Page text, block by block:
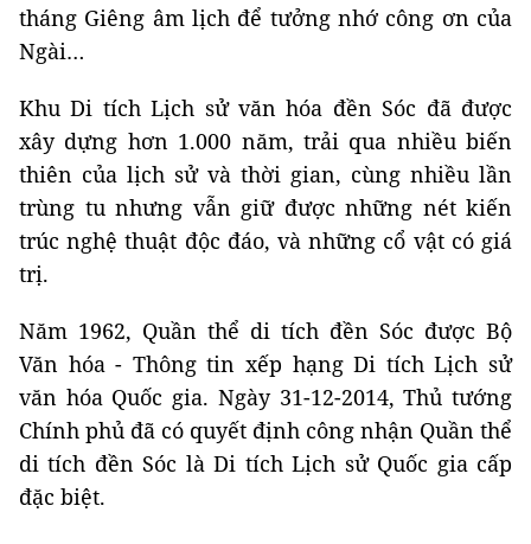
tháng Giêng âm lịch để tưởng nhớ công ơn của
Ngài…
Khu Di tích Lịch sử văn hóa đền Sóc đã được
xây dựng hơn 1.000 năm, trải qua nhiều biến
thiên của lịch sử và thời gian, cùng nhiều lần
trùng tu nhưng vẫn giữ được những nét kiến
trúc nghệ thuật độc đáo, và những cổ vật có giá
trị.
Năm 1962, Quần thể di tích đền Sóc được Bộ
Văn hóa - Thông tin xếp hạng Di tích Lịch sử
văn hóa Quốc gia. Ngày 31-12-2014, Thủ tướng
Chính phủ đã có quyết định công nhận Quần thể
di tích đền Sóc là Di tích Lịch sử Quốc gia cấp
đặc biệt.